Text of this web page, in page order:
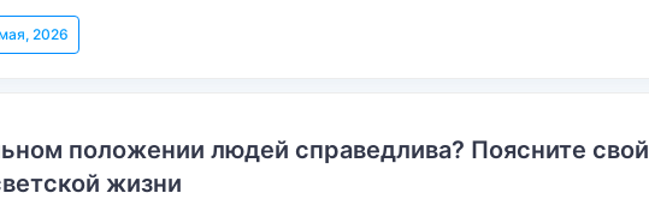
2026
положении людей справедлива? Поясните свой
жизни